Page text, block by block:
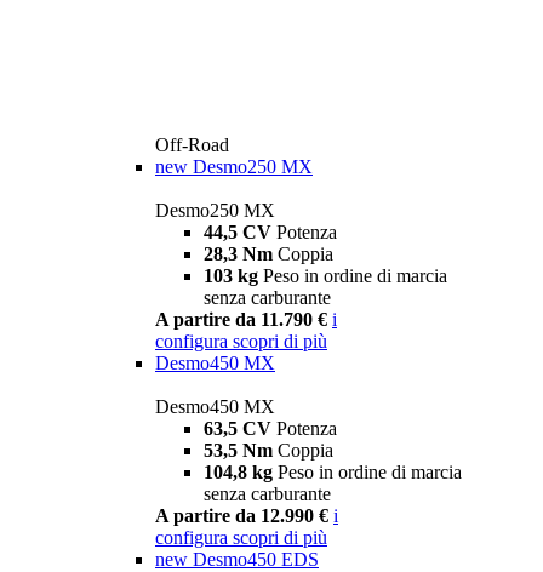
Off-Road
new Desmo250 MX
Desmo250 MX
44,5 CV Potenza
28,3 Nm Coppia
103 kg Peso in ordine di marcia
senza carburante
A partire da 11.790 € i
configura scopri di più
Desmo450 MX
Desmo450 MX
63,5 CV Potenza
53,5 Nm Coppia
104,8 kg Peso in ordine di marcia
senza carburante
A partire da 12.990 € i
configura scopri di più
new Desmo450 EDS